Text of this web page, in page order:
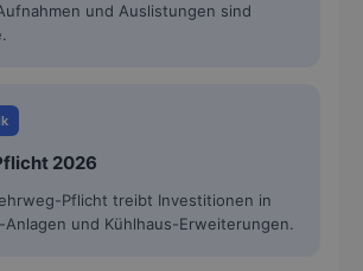
und Auslistungen sind
2026
Pflicht treibt Investitionen in
Anlagen und Kühlhaus-Erweiterungen.